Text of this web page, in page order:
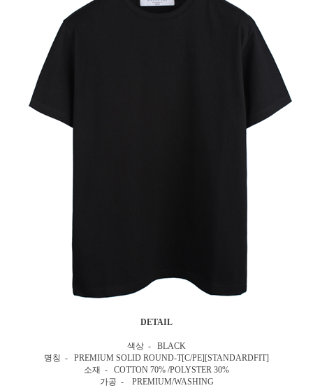
DETAIL
색상 - BLACK
명칭 - PREMIUM SOLID ROUND-T[C/PE][STANDARDFIT]
소재 - COTTON 70% /POLYSTER 30%
가공 - PREMIUM/WASHING